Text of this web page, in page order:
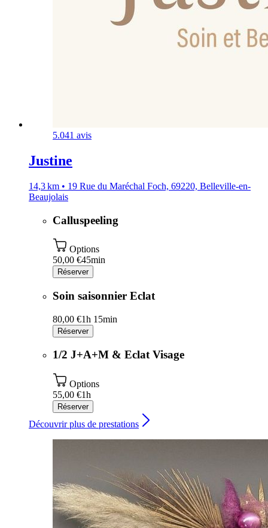
5.041 avis
Justine
14,3 km • 19 Rue du Maréchal Foch, 69220, Belleville-en-
Beaujolais
Calluspeeling
Options
50,00 €45min
Réserver
Soin saisonnier Eclat
80,00 €1h 15min
Réserver
1/2 J+A+M & Eclat Visage
Options
55,00 €1h
Réserver
Découvrir plus de prestations